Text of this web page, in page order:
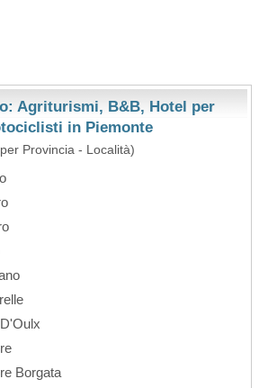
Agriturismi, B&B, Hotel per
in Piemonte
Provincia - Località)
Borgata